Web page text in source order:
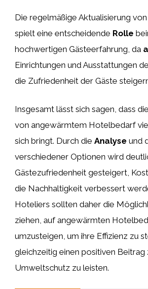
Die regelmäßige Aktualisierung
spielt eine entscheidende Rolle
hochwertigen Gästeerfahrung, da
Einrichtungen und Ausstattungen
die Zufriedenheit der Gäste
Insgesamt lässt sich sagen, dass
von angewärmtem Hotelbedarf
sich bringt. Durch die Analyse und
verschiedener Optionen wird
Gästezufriedenheit gesteigert,
die Nachhaltigkeit verbessert
Hoteliers sollten daher die
ziehen, auf angewärmten
umzusteigen, um ihre Effizienz zu
gleichzeitig einen positiven Beitrag
Umweltschutz zu leisten.